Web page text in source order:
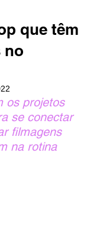
que têm
no
os projetos
se conectar
filmagens
na rotina